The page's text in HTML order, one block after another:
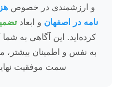
و ارزشمندی در خصوص
نامه در اصفهان و ابعاد
کرده‌اید. این آگاهی به شما
به نفس و اطمینان بیشتر،
سمت موفقیت